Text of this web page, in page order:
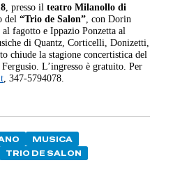
, presso ilteatro Milanollo di
del “Trio de Salon” , con Dorin
fagotto e Ippazio Ponzetta al
di Quantz, Corticelli, Donizetti,
chiude la stagione concertistica del
L’ingresso è gratuito. Per
, 347-5794078.
MUSICA
TRIO DE SALON